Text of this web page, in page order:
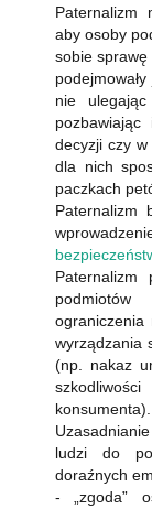
Paternalizm
aby osoby
sobie
nie
decyzji czy w
dla nich
paczkach
Paternalizm
ograniczenia
wyrządzania
(np. nakaz
konsumenta).
ludzi do
doraźnych
- „zgoda”